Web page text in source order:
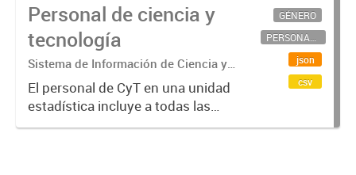
Personal de ciencia y
tecnología
Sistema de Información de Ciencia y
Tecnología Argentino (SICYTAR)
El personal de CyT en una unidad
estadística incluye a todas las
personas involucradas
GÉNERO
PERSONAL CIENTÍFICO-TECNOLÓGICO
json
csv